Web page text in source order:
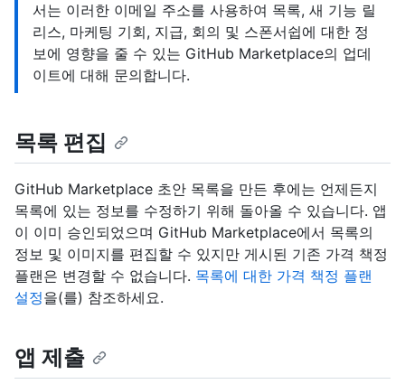
서는 이러한 이메일 주소를 사용하여 목록, 새 기능 릴
리스, 마케팅 기회, 지급, 회의 및 스폰서쉽에 대한 정
보에 영향을 줄 수 있는 GitHub Marketplace의 업데
이트에 대해 문의합니다.
목록 편집
GitHub Marketplace 초안 목록을 만든 후에는 언제든지
목록에 있는 정보를 수정하기 위해 돌아올 수 있습니다. 앱
이 이미 승인되었으며 GitHub Marketplace에서 목록의
정보 및 이미지를 편집할 수 있지만 게시된 기존 가격 책정
플랜은 변경할 수 없습니다. 목록에 대한 가격 책정 플랜
설정을(를) 참조하세요.
앱 제출